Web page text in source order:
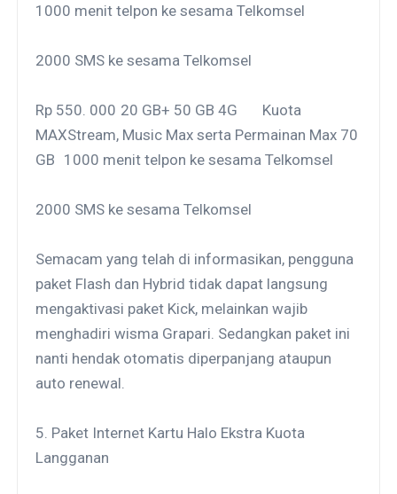
1000 menit telpon ke sesama Telkomsel
2000 SMS ke sesama Telkomsel
Rp 550. 000 20 GB+ 50 GB 4G
Kuota
MAXStream, Music Max serta Permainan Max 70
GB 1000 menit telpon ke sesama Telkomsel
2000 SMS ke sesama Telkomsel
Semacam yang telah di informasikan, pengguna
paket Flash dan Hybrid tidak dapat langsung
mengaktivasi paket Kick, melainkan wajib
menghadiri wisma Grapari. Sedangkan paket ini
nanti hendak otomatis diperpanjang ataupun
auto renewal.
5. Paket Internet Kartu Halo Ekstra Kuota
Langganan